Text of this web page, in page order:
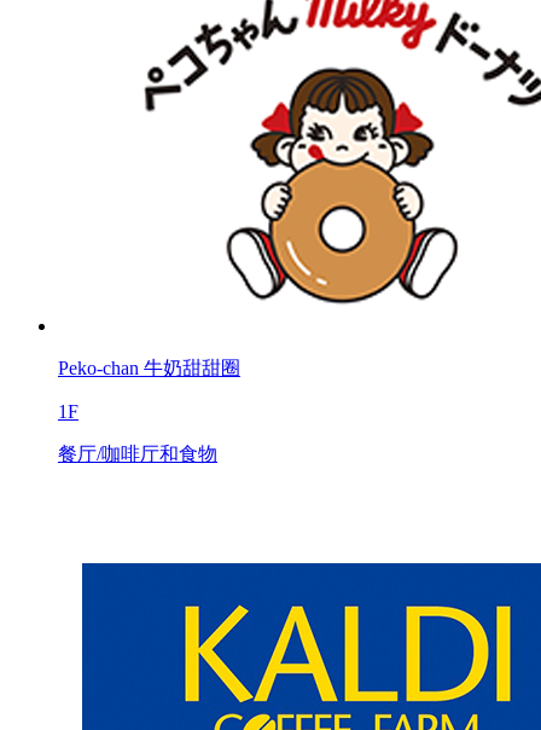
Peko-chan 牛奶甜甜圈
1F
餐厅/咖啡厅和食物